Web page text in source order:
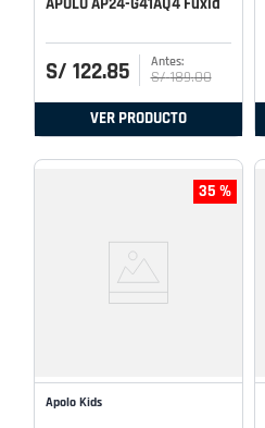
S/ 122.85 S/ 189.00
VER PRODUCTO
35 %
Apolo Kids